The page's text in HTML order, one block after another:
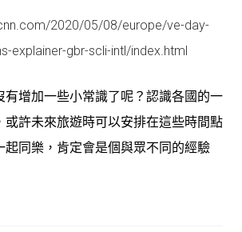
2020/05/08/europe/ve-day-
explainer-gbr-scli-intl/index.html
有增加一些小常識了呢？認識各國的一
或許未來旅遊時可以安排在這些時間點
起同樂，肯定會是個與眾不同的經驗